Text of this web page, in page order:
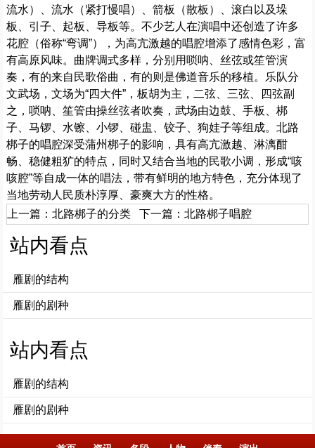
流水）、流水（紧打慢唱）、箭板（散板）、滚白以及垛
板、引子、起板、导板等。不少艺人在演唱中还创造了许多
花腔（俗称“弯调”），为高亢激越的唱腔增添了感情色彩，富
有高原风味。曲牌调式多样，分别用唢呐、丝弦或笙管演
奏，有的来自民歌俗曲，有的则是佛道音乐的移植。乐队分
文武场，文场为“四大件”，板胡为主，二弦、三弦、四弦副
之，唢呐、笙管由操丝弦者吹奏，武场由边鼓、手板、梆
子、马锣、水镲、小锣、碰盅、铰子、狗娃子等组成。北路
梆子的唱腔深受蒲州梆子的影响，具有高亢激越、淋漓酣
畅、稳健粗犷的特点，同时又结合当地的民歌小调，形成“咳
咳腔”等自成一体的唱法，带有鲜明的地方特色，充分体现了
当地劳动人民质朴淳厚、豪爽大方的性格。
上一篇：北路梆子的分类 下一篇：北路梆子唱腔
站内看点
雁剧的结构
雁剧的剧种
站内看点
雁剧的结构
雁剧的剧种